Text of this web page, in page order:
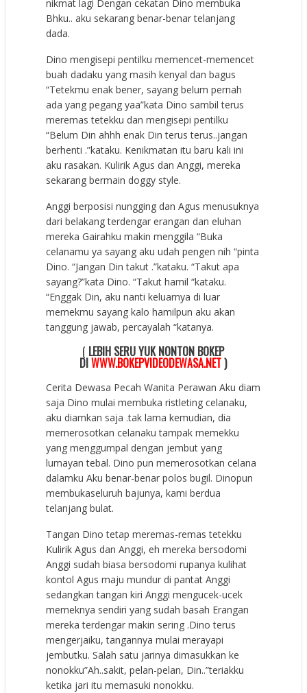
nikmat lagi Dengan cekatan Dino membuka
Bhku.. aku sekarang benar-benar telanjang
dada.
Dino mengisepi pentilku memencet-memencet
buah dadaku yang masih kenyal dan bagus
“Tetekmu enak bener, sayang belum pernah
ada yang pegang yaa”kata Dino sambil terus
meremas tetekku dan mengisepi pentilku
“Belum Din ahhh enak Din terus terus..jangan
berhenti .”kataku. Kenikmatan itu baru kali ini
aku rasakan. Kulirik Agus dan Anggi, mereka
sekarang bermain doggy style.
Anggi berposisi nungging dan Agus menusuknya
dari belakang terdengar erangan dan eluhan
mereka Gairahku makin menggila “Buka
celanamu ya sayang aku udah pengen nih “pinta
Dino. “Jangan Din takut .”kataku. “Takut apa
sayang?”kata Dino. “Takut hamil “kataku.
“Enggak Din, aku nanti keluarnya di luar
memekmu sayang kalo hamilpun aku akan
tanggung jawab, percayalah “katanya.
( LEBIH SERU YUK NONTON BOKEP
DIWWW.BOKEPVIDEODEWASA.NET)
Cerita Dewasa Pecah Wanita Perawan Aku diam
saja Dino mulai membuka ristleting celanaku,
aku diamkan saja .tak lama kemudian, dia
memerosotkan celanaku tampak memekku
yang menggumpal dengan jembut yang
lumayan tebal. Dino pun memerosotkan celana
dalamku Aku benar-benar polos bugil. Dinopun
membukaseluruh bajunya, kami berdua
telanjang bulat.
Tangan Dino tetap meremas-remas tetekku
Kulirik Agus dan Anggi, eh mereka bersodomi
Anggi sudah biasa bersodomi rupanya kulihat
kontol Agus maju mundur di pantat Anggi
sedangkan tangan kiri Anggi mengucek-ucek
memeknya sendiri yang sudah basah Erangan
mereka terdengar makin sering .Dino terus
mengerjaiku, tangannya mulai merayapi
jembutku. Salah satu jarinya dimasukkan ke
nonokku”Ah..sakit, pelan-pelan, Din..”teriakku
ketika jari itu memasuki nonokku.